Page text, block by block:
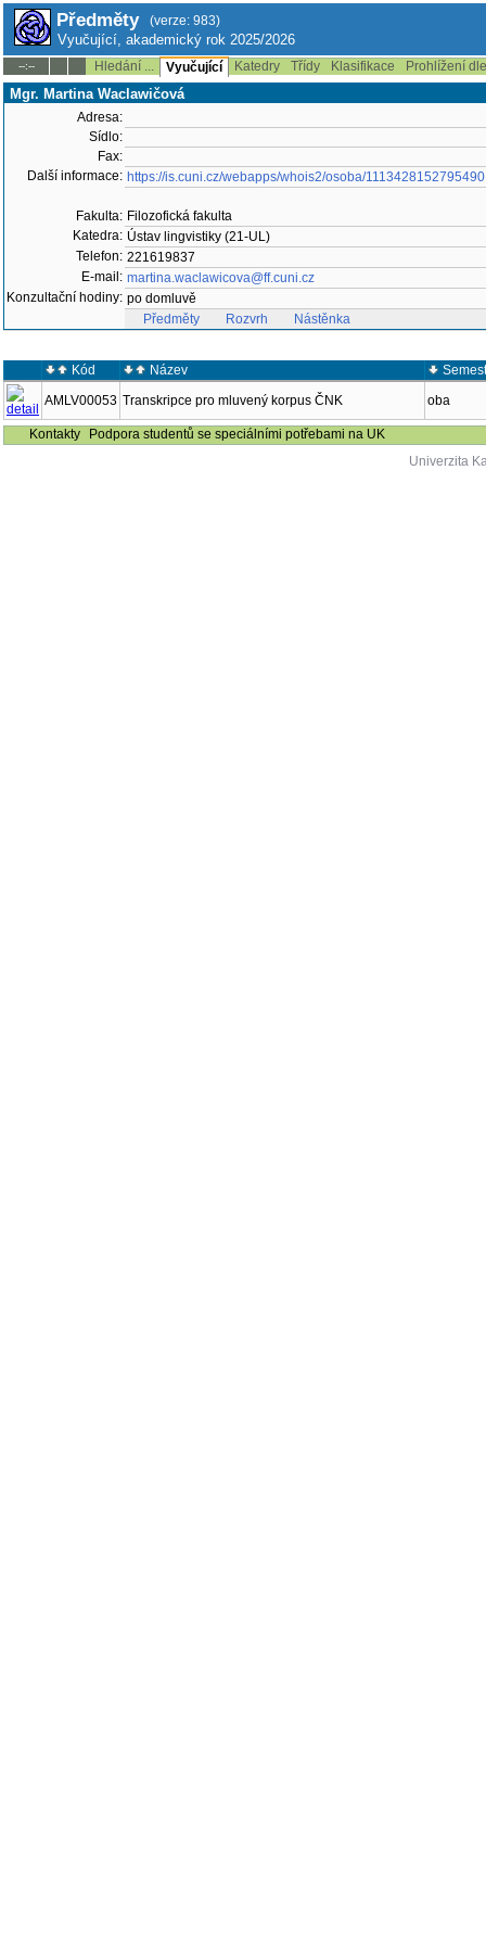
Předměty (verze: 983)
Vyučující, akademický rok 2025/2026
--:-- Hledání ... Vyučující Katedry Třídy Klasifikace Prohlížení
Mgr. Martina Waclawičová
Adresa:
Sídlo:
Fax:
Další informace: https://is.cuni.cz/webapps/whois2/osoba/1113428152795490
Fakulta: Filozofická fakulta
Katedra: Ústav lingvistiky (21-UL)
Telefon: 221619837
E-mail: martina.waclawicova@ff.cuni.cz
Konzultační hodiny: po domluvě
Předměty
Rozvrh Nástěnka
Kód Název
AMLV00053 Transkripce pro mluvený korpus ČNK oba
Kontakty
Podpora studentů se speciálními potřebami na UK
Univerzita